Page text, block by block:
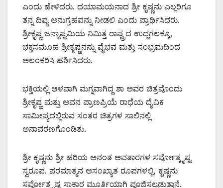
ಎಂದು ಹೇಳಿದರು. ದಯಾಮಯನಾದ ಶ್ರೀ ಕೃಷ್ಣನು ಎಲ್ಲರಿಗೂ
ತನ್ನ ದಿವ್ಯ ಅನುಗ್ರಹವನ್ನು ನೀಡಲಿ ಎಂದು ಪ್ರಾರ್ಥಿಸಿದರು.
ಶ್ರೀಕೃಷ್ಣ ಜನ್ಮಾಷ್ಟಮಿಯ ನಿಮಿತ್ತ ರಾಷ್ಟ್ರದ ಉದ್ದಗಲಕ್ಕೂ,
ಭಕ್ತಸಮೂಹ ಶ್ರೀಕೃಷ್ಣನನ್ನು ವೈಭವ ಮತ್ತು ಸಂಭ್ರಮದಿಂದ
ಅಲಂಕರಿಸಿ ಹರ್ಶಿಸಿದರು.
ಭಕ್ತಿಯಲ್ಲಿ ಆಳವಾಗಿ ಮಗ್ನವಾಗಿದ್ದ ಶಾ ಅವರ ಚಿತ್ರವೊಂದು
ಶ್ರೀಕೃಷ್ಣ ಮತ್ತು ಅವನ ಪ್ರಾಣಪ್ರಿಯೆ ರಾಧೆಯ ದೈವಿಕ
ಸಾಮೀಪ್ಯದಲ್ಲಿರುವ ಸಂತರ ಚಿತ್ರಗಳ ಸಾಲಿನಲ್ಲಿ
ಅನಾವರಣಗೊಂಡಿತು.
ಶ್ರೀ ಕೃಷ್ಣನು ಶ್ರೀ ಹರಿಯ ಅನಂತ ಅವತಾರಗಳ ಸರ್ವೋತ್ಕೃಷ್ಟ
ಸ್ವರೂಪ. ಪರಮಾತ್ಮನ ಅಸಂಖ್ಯಾತ ರೂಪಗಳಲ್ಲಿ, ಕೃಷ್ಣನು
ಸರ್ವೋತ್ಕೃಷ್ಟ ಸಾಕಾರ ಮೂರ್ತಿಯಾಗಿ ಪೂಜಿಸಲ್ಪಡುತ್ತಾನೆ.